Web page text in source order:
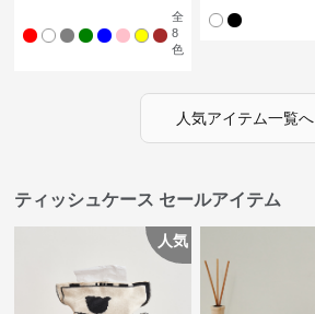
全
8
色
人気アイテム一覧へ
ティッシュケース セールアイテム
人気